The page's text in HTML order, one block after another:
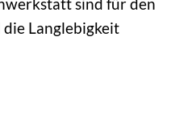
Langlebigkeit